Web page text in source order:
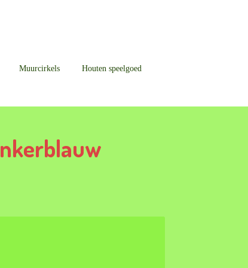
Muurcirkels
Houten speelgoed